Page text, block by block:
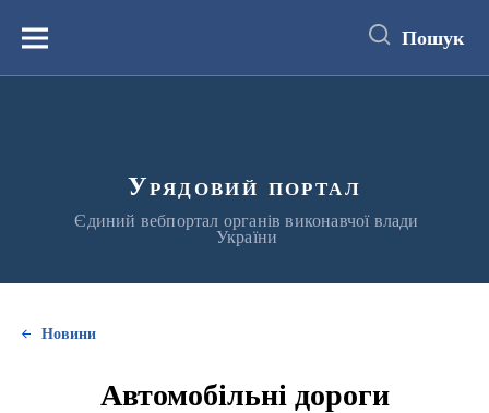
вмістуМеню Пошук
Урядовий портал
Єдиний вебпортал органів виконавчої влади
України
Новини
Автомобільні дороги